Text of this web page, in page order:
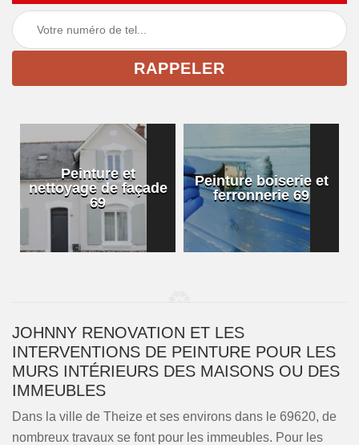
Peinture et
nettoyage de façade
69
Peinture boiserie et
ferronnerie 69
JOHNNY RENOVATION ET LES
INTERVENTIONS DE PEINTURE POUR LES
MURS INTÉRIEURS DES MAISONS OU DES
IMMEUBLES
Dans la ville de Theize et ses environs dans le 69620, de
nombreux travaux se font pour les immeubles. Pour les